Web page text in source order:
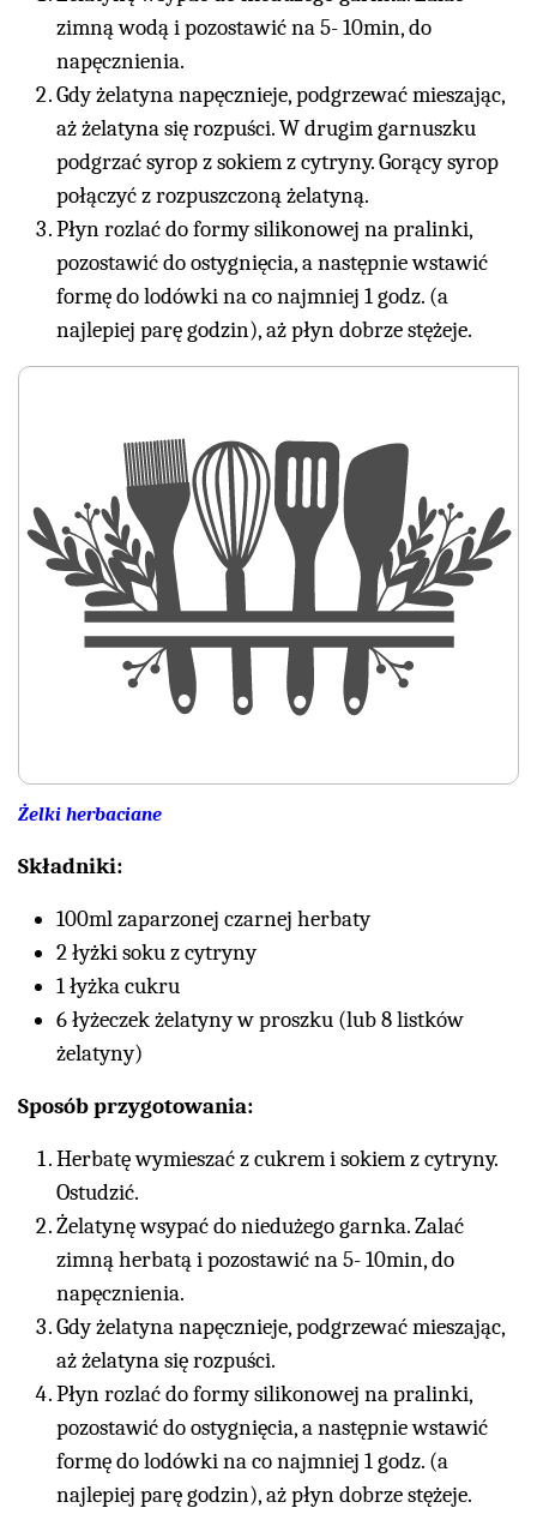
zimną wodą i pozostawić na 5- 10min, do
napęcznienia.
Gdy żelatyna napęcznieje, podgrzewać mieszając,
aż żelatyna się rozpuści. W drugim garnuszku
podgrzać syrop z sokiem z cytryny. Gorący syrop
połączyć z rozpuszczoną żelatyną.
Płyn rozlać do formy silikonowej na pralinki,
pozostawić do ostygnięcia, a następnie wstawić
formę do lodówki na co najmniej 1 godz. (a
najlepiej parę godzin), aż płyn dobrze stężeje.
Żelki herbaciane
Składniki:
100ml zaparzonej czarnej herbaty
2 łyżki soku z cytryny
1 łyżka cukru
6 łyżeczek żelatyny w proszku (lub 8 listków
żelatyny)
Sposób przygotowania:
Herbatę wymieszać z cukrem i sokiem z cytryny.
Ostudzić.
Żelatynę wsypać do niedużego garnka. Zalać
zimną herbatą i pozostawić na 5- 10min, do
napęcznienia.
Gdy żelatyna napęcznieje, podgrzewać mieszając,
aż żelatyna się rozpuści.
Płyn rozlać do formy silikonowej na pralinki,
pozostawić do ostygnięcia, a następnie wstawić
formę do lodówki na co najmniej 1 godz. (a
najlepiej parę godzin), aż płyn dobrze stężeje.